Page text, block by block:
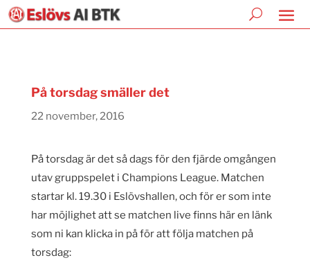
På torsdag smäller det
22 november, 2016
På torsdag är det så dags för den fjärde omgången
utav gruppspelet i Champions League. Matchen
startar kl. 19.30 i Eslövshallen, och för er som inte
har möjlighet att se matchen live finns här en länk
som ni kan klicka in på för att följa matchen på
torsdag: